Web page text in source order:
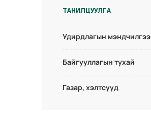
ТАНИЛЦУУЛГА
Удирдлагын мэндчилгээ
Байгууллагын тухай
Газар, хэлтсүүд